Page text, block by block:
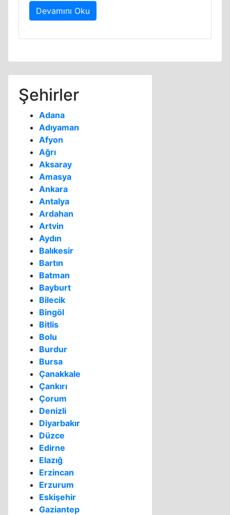
Devamını Oku
Şehirler
Adana
Adıyaman
Afyon
Ağrı
Aksaray
Amasya
Ankara
Antalya
Ardahan
Artvin
Aydın
Balıkesir
Bartın
Batman
Bayburt
Bilecik
Bingöl
Bitlis
Bolu
Burdur
Bursa
Çanakkale
Çankırı
Çorum
Denizli
Diyarbakır
Düzce
Edirne
Elazığ
Erzincan
Erzurum
Eskişehir
Gaziantep